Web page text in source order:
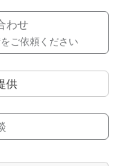
わせ
ご依頼ください
供